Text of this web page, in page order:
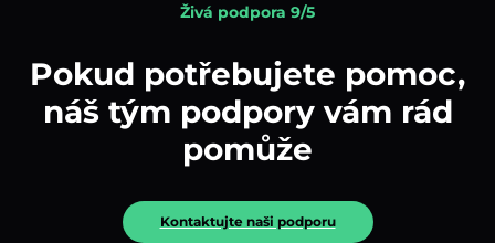
Živá podpora 9/5
Pokud potřebujete pomoc,
náš tým podpory vám rád
pomůže
Kontaktujte naši podporu